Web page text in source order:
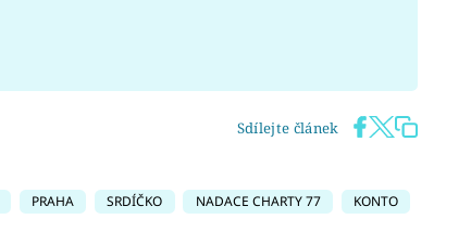
Sdílejte článek
PRAHA SRDÍČKO NADACE CHARTY 77
KONTO